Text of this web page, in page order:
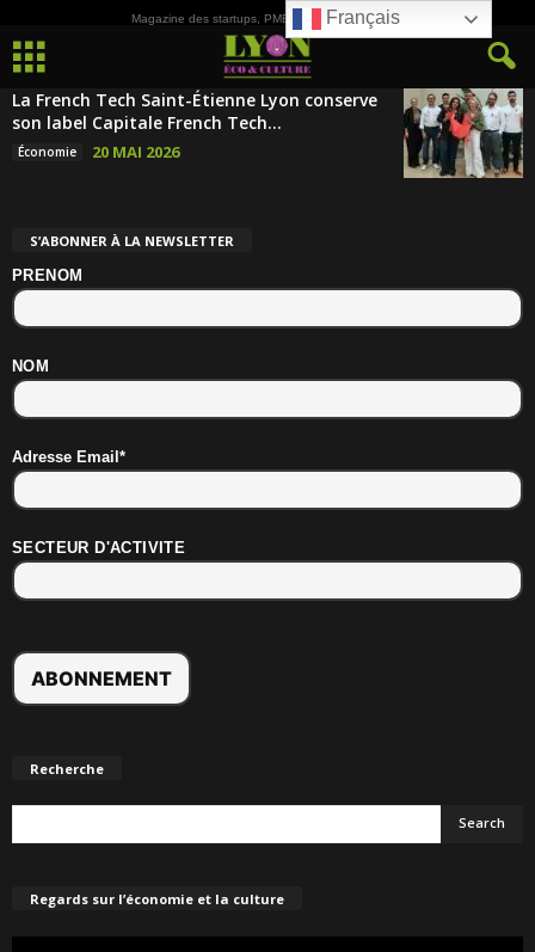
Magazine des startups, PME, ETI et de la Culture
La French Tech Saint-Étienne Lyon conserve
son label Capitale French Tech...
Économie 20 MAI 2026
S’ABONNER À LA NEWSLETTER
PRENOM
NOM
Adresse Email*
SECTEUR D'ACTIVITE
Recherche
Regards sur l’économie et la culture
Français